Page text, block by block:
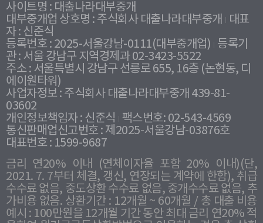
사이트명 : 대출나라대부중개
대부중개업 상호명 : 주식회사 대출나라대부중개
대표
자 : 신준식
등록번호 : 2025-서울강남-0111(대부중개업) 등록기
관 : 서울 강남구 지역경제과 02-3423-5522
주소 : 서울특별시 강남구 선릉로 655, 16층 (논현동, 디
에이원타워)
사업자정보 : 주식회사 대출나라대부중개 439-81-
03602
개인정보책임자 : 신준식
팩스번호: 02-543-4569
통신판매업신고번호 : 제2025-서울강남-03876호
대표번호 : 1599-9687
금리 연20% 이내 (연체이자율 포함 20% 이내)(단,
2021. 7. 7부터 체결, 갱신, 연장되는 계약에 한함), 취급
수수료 없음, 중도상환 수수료 없음, 중개수수료 없음, 추
가비용 없음. 상환기간 : 12개월 ~ 60개월 / 총 대출 비용
예시 : 100만원을 12개월 기간 동안 최대 금리 연20% 적